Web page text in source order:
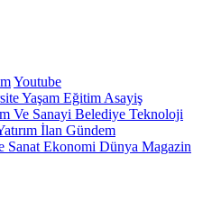
Youtube
Yaşam Eğitim Asayiş
Ve Sanayi Belediye Teknoloji
İlan Gündem
Sanat Ekonomi Dünya Magazin